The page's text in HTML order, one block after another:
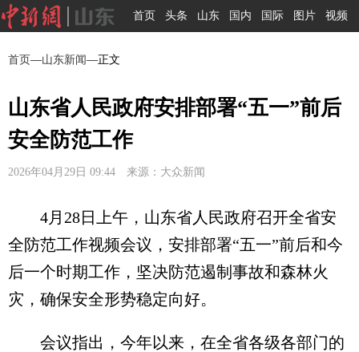
首页 头条 山东 国内 国际 图片 视频
首页—山东新闻—正文
山东省人民政府安排部署“五一”前后
安全防范工作
2026年04月29日 09:44 来源：大众新闻
4月28日上午，山东省人民政府召开全省安
全防范工作视频会议，安排部署“五一”前后和今
后一个时期工作，坚决防范遏制事故和森林火
灾，确保安全形势稳定向好。
会议指出，今年以来，在全省各级各部门的